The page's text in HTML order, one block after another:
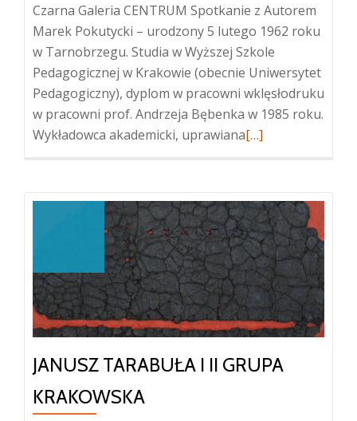
Czarna Galeria CENTRUM Spotkanie z Autorem
Marek Pokutycki – urodzony 5 lutego 1962 roku
w Tarnobrzegu. Studia w Wyższej Szkole
Pedagogicznej w Krakowie (obecnie Uniwersytet
Pedagogiczny), dyplom w pracowni wklęsłodruku
w pracowni prof. Andrzeja Bębenka w 1985 roku.
Wykładowca akademicki, uprawianaWięcej
[…]
JANUSZ TARABUŁA I II GRUPA
KRAKOWSKA